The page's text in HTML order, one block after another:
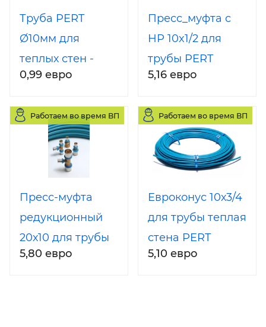
Труба PERT
Ø10мм для
теплых стен -
полов (Теплые
Хмельницкий,
Винница,
Житомир, Днепр
0,99 евро
Пресс_муфта с
НР 10x1/2 для
трубы PERT
Ø10мм ((теплые
5,16 евро
Работаем во время ВП
Пресс-муфта
редукционный
20х10 для трубы
PERT Ø10мм
5,80 евро
Работаем во время ВП
Евроконус 10х3/4
для трубы теплая
стена PERT
Ø10мм (PipeLife)
5,10 евро